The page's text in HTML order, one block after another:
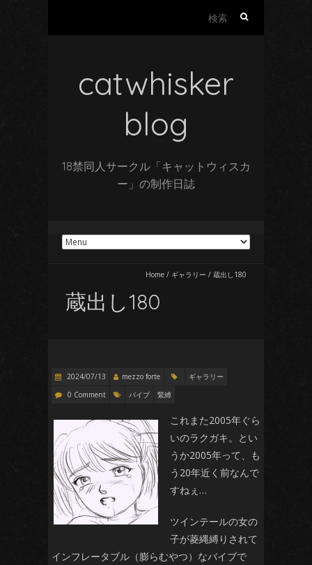
catwhisker
blog
18禁同人サークル「キャットウィスカ
ー」の制作日誌
Home / ギャラリー / 蔵出し180
蔵出し180
2024/07/13 mezzo forte
ギャラリー
0 Comment
バイブ 緊縛
これまた2005年ぐら
いのラクガキ。とい
うか2005年って、も
う20年近く前なんで
すねぇ…
ツインテールの女の
子が菱縄縛りされて
インフレータブル（膨らむやつ）なバイブで